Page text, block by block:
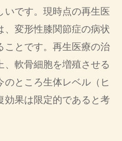
いです。現時点の再生医
、変形性膝関節症の病状
ことです。再生医療の治
、軟骨細胞を増殖させる
のところ生体レベル（ヒ
効果は限定的であると考